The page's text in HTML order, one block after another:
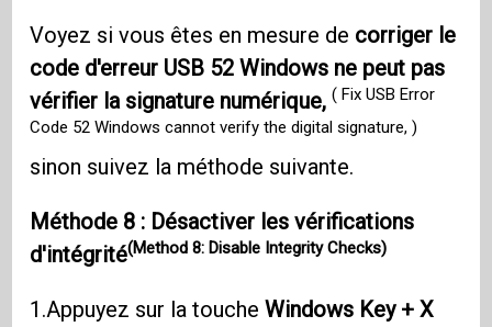
Voyez si vous êtes en mesure de corriger le
code d'erreur USB 52 Windows ne peut pas
vérifier la signature numérique,( Fix USB Error
Code 52 Windows cannot verify the digital signature, )
sinon suivez la méthode suivante.
Méthode 8 : Désactiver les vérifications
d'intégrité(Method 8: Disable Integrity Checks)
1.Appuyez sur la toucheWindows Key + X